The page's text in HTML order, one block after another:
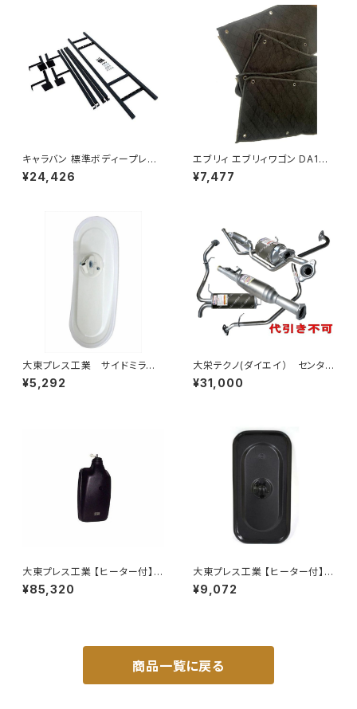
キャラバン 標準ボディープレミ
アムＧＸ/ＧＸライダ～用ベッドキ
ットフレーム GZ100-1
¥24,426
エブリィ エブリィワゴン DA17V
DA17W サンシェード エブリー
マルチサンシェード 車種専用 8
¥7,477
大東プレス工業 サイドミラー/
バックミラーH400 小判 DI-
8 DI-8
¥5,292
大栄テクノ(ダイエイ） センタ
ーパイプ 'MMT-6497CP キッ
クス H59A 個人宅NG
¥31,000
大東プレス工業 【ヒーター付】ハ
イウェイリモコンミラー DI-712
1CXE
¥85,320
大東プレス工業 【ヒーター付】サ
イドミラー/バックミラーJ08 DI
-7BZ
¥9,072
商品一覧に戻る